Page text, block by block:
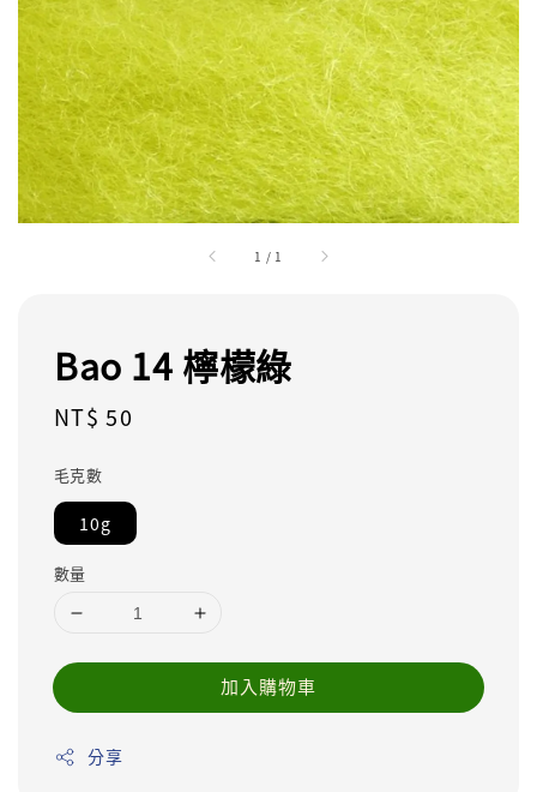
1 / 1
Bao 14 檸檬綠
Regular
NT$ 50
毛克數
10g
數量
加入購物車
分享